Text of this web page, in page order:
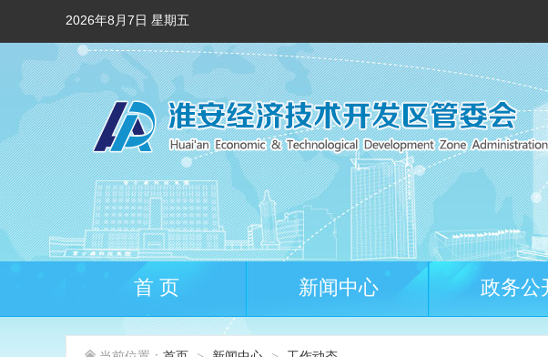
2026年8月7日 星期五
首 页 新闻中心 政务公